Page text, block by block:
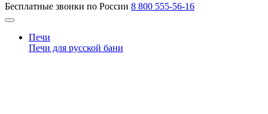
Бесплатные звонки по России 8 800 555-56-16
Печи
Печи для русской бани